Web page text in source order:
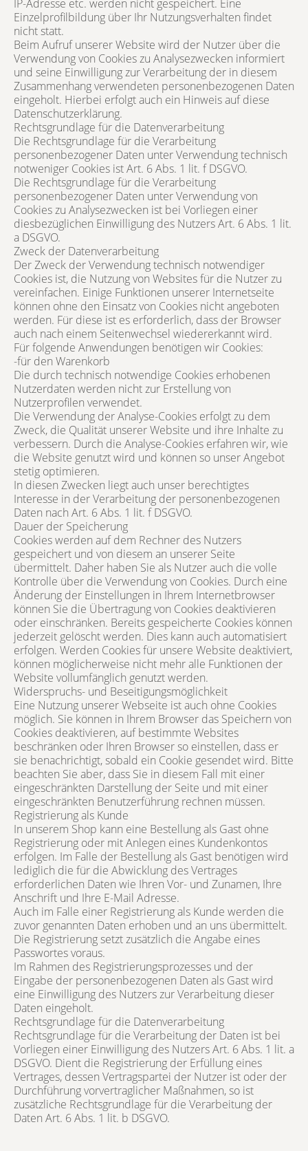
IP-Adresse etc. werden nicht gespeichert. Eine
Einzelprofilbildung über Ihr Nutzungsverhalten findet
nicht statt.
Beim Aufruf unserer Website wird der Nutzer über die
Verwendung von Cookies zu Analysezwecken informiert
und seine Einwilligung zur Verarbeitung der in diesem
Zusammenhang verwendeten personenbezogenen Daten
eingeholt. Hierbei erfolgt auch ein Hinweis auf diese
Datenschutzerklärung.
Rechtsgrundlage für die Datenverarbeitung
Die Rechtsgrundlage für die Verarbeitung
personenbezogener Daten unter Verwendung technisch
notweniger Cookies ist Art. 6 Abs. 1 lit. f DSGVO.
Die Rechtsgrundlage für die Verarbeitung
personenbezogener Daten unter Verwendung von
Cookies zu Analysezwecken ist bei Vorliegen einer
diesbezüglichen Einwilligung des Nutzers Art. 6 Abs. 1 lit.
a DSGVO.
Zweck der Datenverarbeitung
Der Zweck der Verwendung technisch notwendiger
Cookies ist, die Nutzung von Websites für die Nutzer zu
vereinfachen. Einige Funktionen unserer Internetseite
können ohne den Einsatz von Cookies nicht angeboten
werden. Für diese ist es erforderlich, dass der Browser
auch nach einem Seitenwechsel wiedererkannt wird.
Für folgende Anwendungen benötigen wir Cookies:
-für den Warenkorb
Die durch technisch notwendige Cookies erhobenen
Nutzerdaten werden nicht zur Erstellung von
Nutzerprofilen verwendet.
Die Verwendung der Analyse-Cookies erfolgt zu dem
Zweck, die Qualität unserer Website und ihre Inhalte zu
verbessern. Durch die Analyse-Cookies erfahren wir, wie
die Website genutzt wird und können so unser Angebot
stetig optimieren.
In diesen Zwecken liegt auch unser berechtigtes
Interesse in der Verarbeitung der personenbezogenen
Daten nach Art. 6 Abs. 1 lit. f DSGVO.
Dauer der Speicherung
Cookies werden auf dem Rechner des Nutzers
gespeichert und von diesem an unserer Seite
übermittelt. Daher haben Sie als Nutzer auch die volle
Kontrolle über die Verwendung von Cookies. Durch eine
Änderung der Einstellungen in Ihrem Internetbrowser
können Sie die Übertragung von Cookies deaktivieren
oder einschränken. Bereits gespeicherte Cookies können
jederzeit gelöscht werden. Dies kann auch automatisiert
erfolgen. Werden Cookies für unsere Website deaktiviert,
können möglicherweise nicht mehr alle Funktionen der
Website vollumfänglich genutzt werden.
Widerspruchs- und Beseitigungsmöglichkeit
Eine Nutzung unserer Webseite ist auch ohne Cookies
möglich. Sie können in Ihrem Browser das Speichern von
Cookies deaktivieren, auf bestimmte Websites
beschränken oder Ihren Browser so einstellen, dass er
sie benachrichtigt, sobald ein Cookie gesendet wird. Bitte
beachten Sie aber, dass Sie in diesem Fall mit einer
eingeschränkten Darstellung der Seite und mit einer
eingeschränkten Benutzerführung rechnen müssen.
Registrierung als Kunde
In unserem Shop kann eine Bestellung als Gast ohne
Registrierung oder mit Anlegen eines Kundenkontos
erfolgen. Im Falle der Bestellung als Gast benötigen wird
lediglich die für die Abwicklung des Vertrages
erforderlichen Daten wie Ihren Vor- und Zunamen, Ihre
Anschrift und Ihre E-Mail Adresse.
Auch im Falle einer Registrierung als Kunde werden die
zuvor genannten Daten erhoben und an uns übermittelt.
Die Registrierung setzt zusätzlich die Angabe eines
Passwortes voraus.
Im Rahmen des Registrierungsprozesses und der
Eingabe der personenbezogenen Daten als Gast wird
eine Einwilligung des Nutzers zur Verarbeitung dieser
Daten eingeholt.
Rechtsgrundlage für die Datenverarbeitung
Rechtsgrundlage für die Verarbeitung der Daten ist bei
Vorliegen einer Einwilligung des Nutzers Art. 6 Abs. 1 lit. a
DSGVO. Dient die Registrierung der Erfüllung eines
Vertrages, dessen Vertragspartei der Nutzer ist oder der
Durchführung vorvertraglicher Maßnahmen, so ist
zusätzliche Rechtsgrundlage für die Verarbeitung der
Daten Art. 6 Abs. 1 lit. b DSGVO.